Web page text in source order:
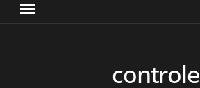
controle